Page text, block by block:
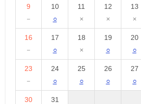
9
－
10
○
11
×
12
×
13
×
16
－
17
○
18
×
19
○
20
○
23
－
24
○
25
○
26
○
27
○
30
31